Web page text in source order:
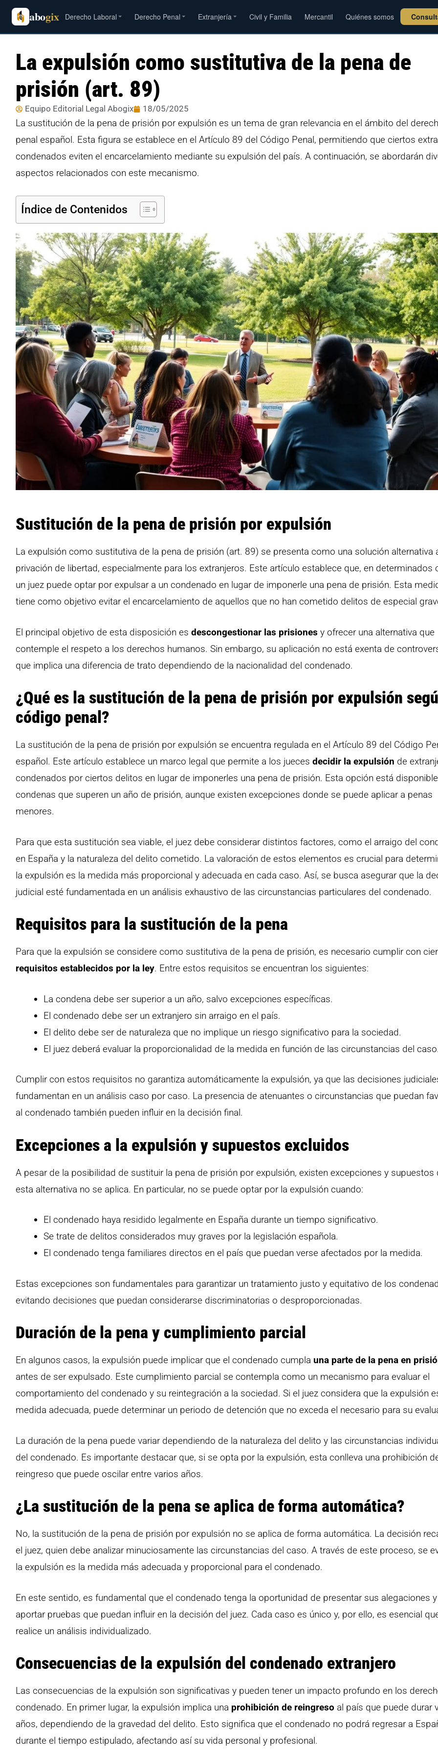
abogix Derecho Laboral Derecho Penal Extranjería Civil y Familia Mercantil Quiénes somos
La expulsión como sustitutiva de la pena de
prisión (art. 89)
Equipo Editorial Legal Abogix 18/05/2025
La sustitución de la pena de prisión por expulsión es un tema de gran relevancia en el ámbito del
penal español. Esta figura se establece en el Artículo 89 del Código Penal, permitiendo que ciertos
condenados eviten el encarcelamiento mediante su expulsión del país. A continuación, se abordarán
aspectos relacionados con este mecanismo.
Índice de Contenidos
Sustitución de la pena de prisión por expulsión
La expulsión como sustitutiva de la pena de prisión (art. 89) se presenta como una solución alternativa
privación de libertad, especialmente para los extranjeros. Este artículo establece que, en determinados
un juez puede optar por expulsar a un condenado en lugar de imponerle una pena de prisión. Esta
tiene como objetivo evitar el encarcelamiento de aquellos que no han cometido delitos de especial
El principal objetivo de esta disposición es descongestionar las prisiones y ofrecer una alternativa que
contemple el respeto a los derechos humanos. Sin embargo, su aplicación no está exenta de
que implica una diferencia de trato dependiendo de la nacionalidad del condenado.
¿Qué es la sustitución de la pena de prisión por expulsión
código penal?
La sustitución de la pena de prisión por expulsión se encuentra regulada en el Artículo 89 del Código
español. Este artículo establece un marco legal que permite a los jueces decidir la expulsión de
condenados por ciertos delitos en lugar de imponerles una pena de prisión. Esta opción está
condenas que superen un año de prisión, aunque existen excepciones donde se puede aplicar a penas
menores.
Para que esta sustitución sea viable, el juez debe considerar distintos factores, como el arraigo del
en España y la naturaleza del delito cometido. La valoración de estos elementos es crucial para
la expulsión es la medida más proporcional y adecuada en cada caso. Así, se busca asegurar que la
judicial esté fundamentada en un análisis exhaustivo de las circunstancias particulares del condenado.
Requisitos para la sustitución de la pena
Para que la expulsión se considere como sustitutiva de la pena de prisión, es necesario cumplir con
requisitos establecidos por la ley. Entre estos requisitos se encuentran los siguientes:
La condena debe ser superior a un año, salvo excepciones específicas.
El condenado debe ser un extranjero sin arraigo en el país.
El delito debe ser de naturaleza que no implique un riesgo significativo para la sociedad.
El juez deberá evaluar la proporcionalidad de la medida en función de las circunstancias del caso.
Cumplir con estos requisitos no garantiza automáticamente la expulsión, ya que las decisiones
fundamentan en un análisis caso por caso. La presencia de atenuantes o circunstancias que puedan
al condenado también pueden influir en la decisión final.
Excepciones a la expulsión y supuestos excluidos
A pesar de la posibilidad de sustituir la pena de prisión por expulsión, existen excepciones y supuestos
esta alternativa no se aplica. En particular, no se puede optar por la expulsión cuando:
El condenado haya residido legalmente en España durante un tiempo significativo.
Se trate de delitos considerados muy graves por la legislación española.
El condenado tenga familiares directos en el país que puedan verse afectados por la medida.
Estas excepciones son fundamentales para garantizar un tratamiento justo y equitativo de los
evitando decisiones que puedan considerarse discriminatorias o desproporcionadas.
Duración de la pena y cumplimiento parcial
En algunos casos, la expulsión puede implicar que el condenado cumpla una parte de la pena en
antes de ser expulsado. Este cumplimiento parcial se contempla como un mecanismo para evaluar el
comportamiento del condenado y su reintegración a la sociedad. Si el juez considera que la expulsión
medida adecuada, puede determinar un periodo de detención que no exceda el necesario para su
La duración de la pena puede variar dependiendo de la naturaleza del delito y las circunstancias
del condenado. Es importante destacar que, si se opta por la expulsión, esta conlleva una prohibición
reingreso que puede oscilar entre varios años.
¿La sustitución de la pena se aplica de forma automática?
No, la sustitución de la pena de prisión por expulsión no se aplica de forma automática. La decisión
el juez, quien debe analizar minuciosamente las circunstancias del caso. A través de este proceso, se
la expulsión es la medida más adecuada y proporcional para el condenado.
En este sentido, es fundamental que el condenado tenga la oportunidad de presentar sus alegaciones y
aportar pruebas que puedan influir en la decisión del juez. Cada caso es único y, por ello, es esencial
realice un análisis individualizado.
Consecuencias de la expulsión del condenado extranjero
Las consecuencias de la expulsión son significativas y pueden tener un impacto profundo en los
condenado. En primer lugar, la expulsión implica una prohibición de reingreso al país que puede durar
años, dependiendo de la gravedad del delito. Esto significa que el condenado no podrá regresar a
durante el tiempo estipulado, afectando así su vida personal y profesional.